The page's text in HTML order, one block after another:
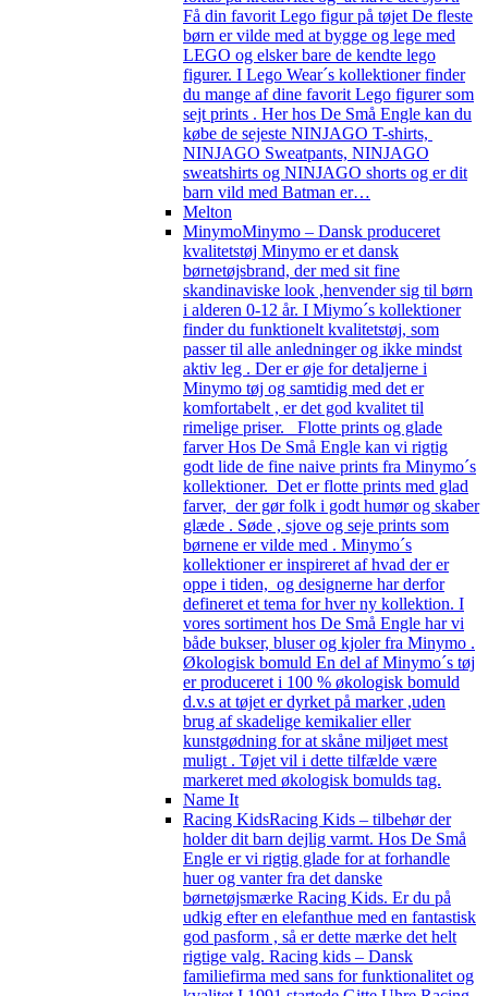
Få din favorit Lego figur på tøjet De fleste
børn er vilde med at bygge og lege med
LEGO og elsker bare de kendte lego
figurer. I Lego Wear´s kollektioner finder
du mange af dine favorit Lego figurer som
sejt prints . Her hos De Små Engle kan du
købe de sejeste NINJAGO T-shirts,
NINJAGO Sweatpants, NINJAGO
sweatshirts og NINJAGO shorts og er dit
barn vild med Batman er…
Melton
MinymoMinymo – Dansk produceret
kvalitetstøj Minymo er et dansk
børnetøjsbrand, der med sit fine
skandinaviske look ,henvender sig til børn
i alderen 0-12 år. I Miymo´s kollektioner
finder du funktionelt kvalitetstøj, som
passer til alle anledninger og ikke mindst
aktiv leg . Der er øje for detaljerne i
Minymo tøj og samtidig med det er
komfortabelt , er det god kvalitet til
rimelige priser. Flotte prints og glade
farver Hos De Små Engle kan vi rigtig
godt lide de fine naive prints fra Minymo´s
kollektioner. Det er flotte prints med glad
farver, der gør folk i godt humør og skaber
glæde . Søde , sjove og seje prints som
børnene er vilde med . Minymo´s
kollektioner er inspireret af hvad der er
oppe i tiden, og designerne har derfor
defineret et tema for hver ny kollektion. I
vores sortiment hos De Små Engle har vi
både bukser, bluser og kjoler fra Minymo .
Økologisk bomuld En del af Minymo´s tøj
er produceret i 100 % økologisk bomuld
d.v.s at tøjet er dyrket på marker ,uden
brug af skadelige kemikalier eller
kunstgødning for at skåne miljøet mest
muligt . Tøjet vil i dette tilfælde være
markeret med økologisk bomulds tag.
Name It
Racing KidsRacing Kids – tilbehør der
holder dit barn dejlig varmt. Hos De Små
Engle er vi rigtig glade for at forhandle
huer og vanter fra det danske
børnetøjsmærke Racing Kids. Er du på
udkig efter en elefanthue med en fantastisk
god pasform , så er dette mærke det helt
rigtige valg. Racing kids – Dansk
familiefirma med sans for funktionalitet og